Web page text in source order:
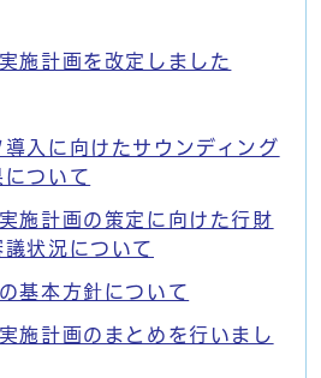
施計画を改定しました
入に向けたサウンディング
ついて
施計画の策定に向けた行財
状況について
基本方針について
施計画のまとめを行いまし